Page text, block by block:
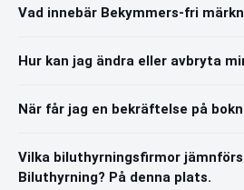
Vad innebär Bekymmers-fri
Hur kan jag ändra eller avbryta
När får jag en bekräftelse på
Vilka biluthyrningsfirmor
Biluthyrning? På denna plats.